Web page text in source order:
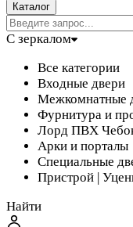
Каталог
С зеркалом
Все категории
Входные двери
Межкомнатные
Фурнитура и
Лорд ПВХ
Арки и порталы
Специальные
Пристрой |
Найти